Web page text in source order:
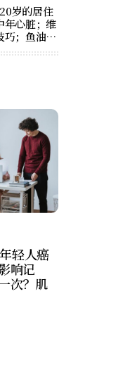
岁的居住
年心脏；维
巧；鱼油竟
轻人癌
响记
次？肌